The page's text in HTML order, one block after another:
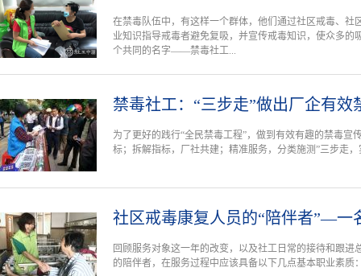
在禁毒队伍中，有这样一个群体，他们通过社区戒毒、社
业知识指导戒毒者避免复吸，并宣传戒毒知识，使众多的
个共同的名字——禁毒社工...
禁毒社工：“三步走”做出厂企有效
为了更好的践行“全民禁毒工程”，做到有效有趣的禁毒宣
标；拆解指标，厂社共建；精准服务，分类施测”三步走
社区戒毒康复人员的“陪伴者”—一
回顾服务对象这一年的改变，以及社工日常的接待和跟
的陪伴者，在服务过程中应该具备以下几点基本职业素质